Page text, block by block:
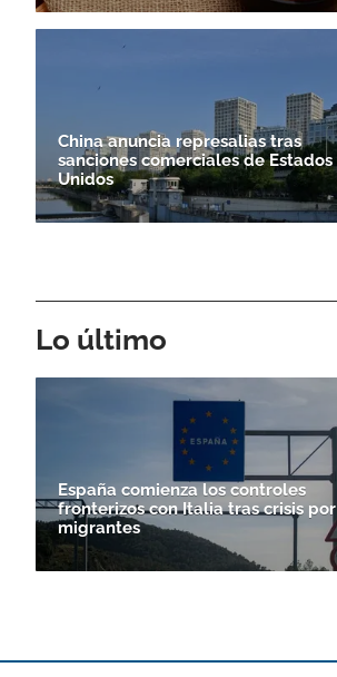
China anuncia represalias tras
sanciones comerciales de Estados
Unidos
Lo último
España comienza los controles
fronterizos con Italia tras crisis por
migrantes